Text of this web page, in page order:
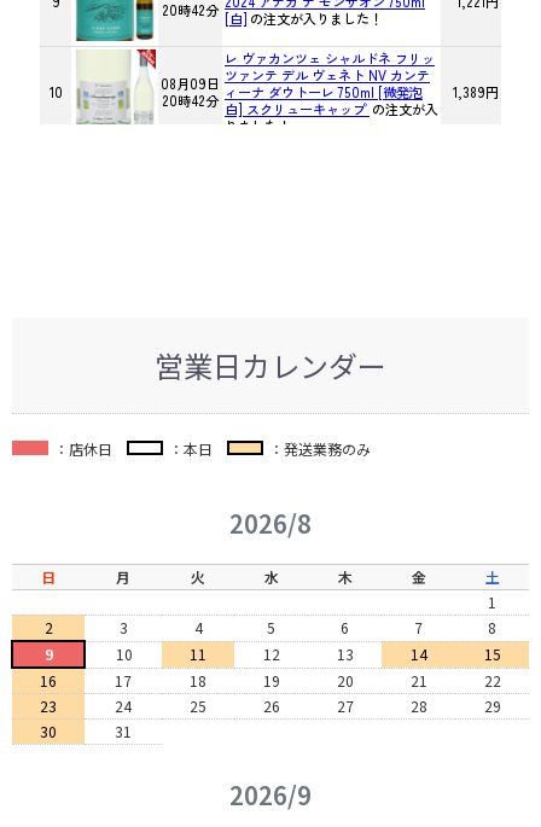
営業日カレンダー
：店休日 ：本日 ：発送業務のみ
2026/8
日 月 火 水 木 金
土
1
2
3 4 5 6 7
8
9
10 11 12 13 14
15
16
17 18 19 20 21
22
23
24 25 26 27 28
29
30
31
2026/9